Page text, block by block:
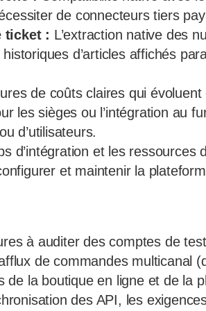
de connecteurs tiers
ticket : L’extraction native des
d’articles affichés
de coûts claires qui évoluent
les sièges ou l’intégration au
d’utilisateurs.
d’intégration et les ressources
et maintenir la
à auditer des comptes de
de commandes multicanal
de la boutique en ligne et de la
des API, les